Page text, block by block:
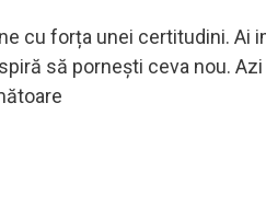
cu forța unei certitudini. Ai
să pornești ceva nou.